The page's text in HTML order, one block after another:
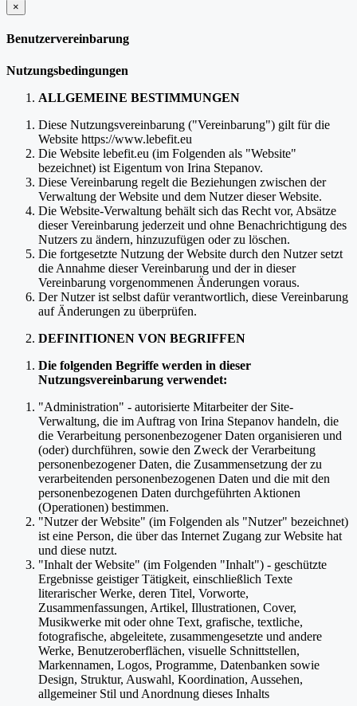
×
schließen
Benutzervereinbarung
Nutzungsbedingungen
ALLGEMEINE BESTIMMUNGEN
Diese Nutzungsvereinbarung ("Vereinbarung") gilt für die
Website https://www.lebefit.eu
Die Website lebefit.eu (im Folgenden als "Website"
bezeichnet) ist Eigentum von Irina Stepanov.
Diese Vereinbarung regelt die Beziehungen zwischen der
Verwaltung der Website und dem Nutzer dieser Website.
Die Website-Verwaltung behält sich das Recht vor, Absätze
dieser Vereinbarung jederzeit und ohne Benachrichtigung des
Nutzers zu ändern, hinzuzufügen oder zu löschen.
Die fortgesetzte Nutzung der Website durch den Nutzer setzt
die Annahme dieser Vereinbarung und der in dieser
Vereinbarung vorgenommenen Änderungen voraus.
Der Nutzer ist selbst dafür verantwortlich, diese Vereinbarung
auf Änderungen zu überprüfen.
DEFINITIONEN VON BEGRIFFEN
Die folgenden Begriffe werden in dieser
Nutzungsvereinbarung verwendet:
"Administration" - autorisierte Mitarbeiter der Site-
Verwaltung, die im Auftrag von Irina Stepanov handeln, die
die Verarbeitung personenbezogener Daten organisieren und
(oder) durchführen, sowie den Zweck der Verarbeitung
personenbezogener Daten, die Zusammensetzung der zu
verarbeitenden personenbezogenen Daten und die mit den
personenbezogenen Daten durchgeführten Aktionen
(Operationen) bestimmen.
"Nutzer der Website" (im Folgenden als "Nutzer" bezeichnet)
ist eine Person, die über das Internet Zugang zur Website hat
und diese nutzt.
"Inhalt der Website" (im Folgenden "Inhalt") - geschützte
Ergebnisse geistiger Tätigkeit, einschließlich Texte
literarischer Werke, deren Titel, Vorworte,
Zusammenfassungen, Artikel, Illustrationen, Cover,
Musikwerke mit oder ohne Text, grafische, textliche,
fotografische, abgeleitete, zusammengesetzte und andere
Werke, Benutzeroberflächen, visuelle Schnittstellen,
Markennamen, Logos, Programme, Datenbanken sowie
Design, Struktur, Auswahl, Koordination, Aussehen,
allgemeiner Stil und Anordnung dieses Inhalts